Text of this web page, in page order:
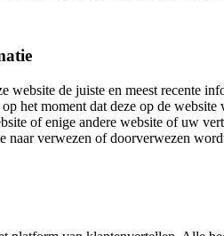
website de juiste en meest recente
het moment dat deze op de
of enige andere website of uw
naar verwezen of doorverwezen